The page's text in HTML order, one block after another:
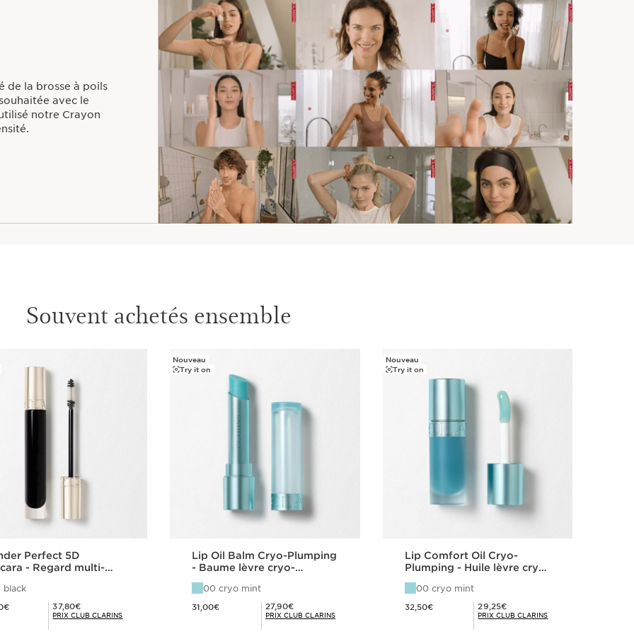
pour structurer et sculpter instantanément le sourcil.*Chez Clarins
de la brosse à poils
avec le
notre Crayon
Souvent achetés ensemble
Perfect 5D
- Regard multi-
black
Prix Club Clarins 37,80€
37,80€
PRIX CLUB CLARINS
Nouveau
Try it on
Lip Oil Balm Cryo-Plumping
- Baume lèvre cryo-
00 cryo mint
31,00€ Prix Club Clarins 27,90€
27,90€
PRIX CLUB CLARINS
Nouveau
Try it on
Lip Comfort Oil Cryo-
Plumping - Huile lèvre cryo-
00 cryo mint
32,50€ Prix Club Clarins 29,25€
29,25€
PRIX CLUB CLARINS